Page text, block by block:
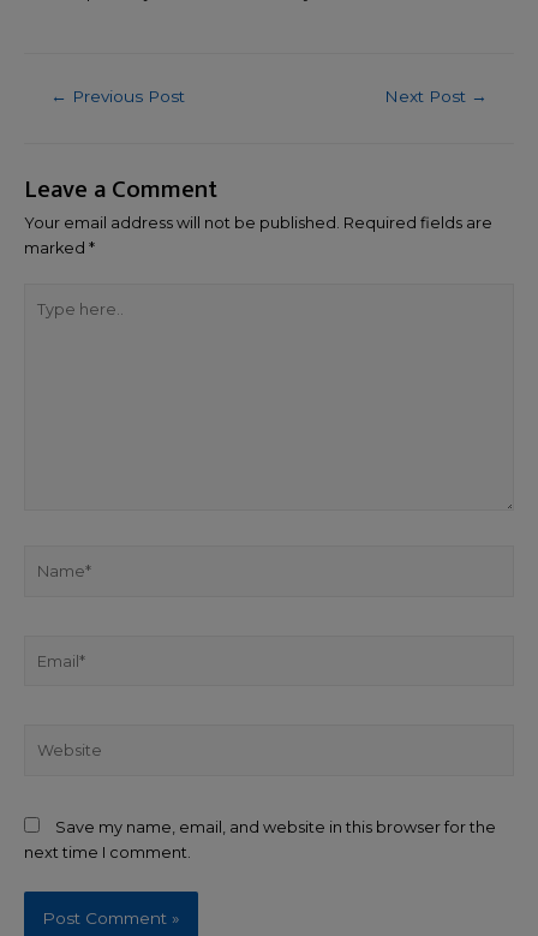
← Previous Post Next Post →
Leave a Comment
Your email address will not be published. Required fields are
marked *
Save my name, email, and website in this browser for the
next time I comment.